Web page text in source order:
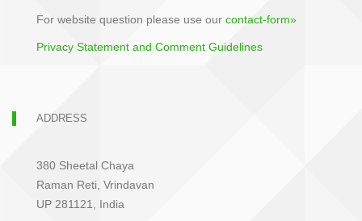
For website question please use our contact-form»
Privacy Statement and Comment Guidelines
ADDRESS
380 Sheetal Chaya
Raman Reti, Vrindavan
UP 281121, India